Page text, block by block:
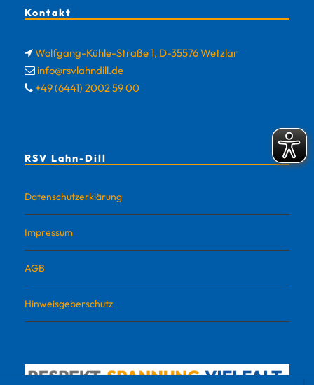
Kontakt
Wolfgang-Kühle-Straße 1, D-35576 Wetzlar
info@rsvlahndill.de
+49 (6441) 2002 59 00
RSV Lahn-Dill
Datenschutzerklärung
Impressum
AGB
Hinweisgeberschutz